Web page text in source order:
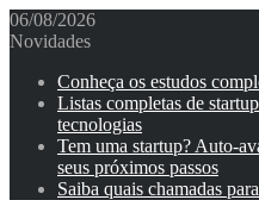
06/08/2026
Novidades
Conheça os estudos
Listas completas de
tecnologias
Tem uma startup? Auto-
seus próximos passos
Saiba quais chamadas